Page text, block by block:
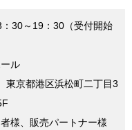
：30～19：30（受付開始
ル
東京都港区浜松町二丁目3
様、販売パートナー様